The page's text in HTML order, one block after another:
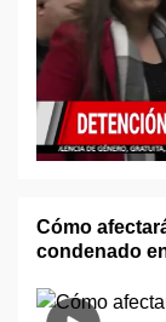
Cómo
condenado